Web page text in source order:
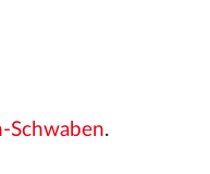
Schwaben.